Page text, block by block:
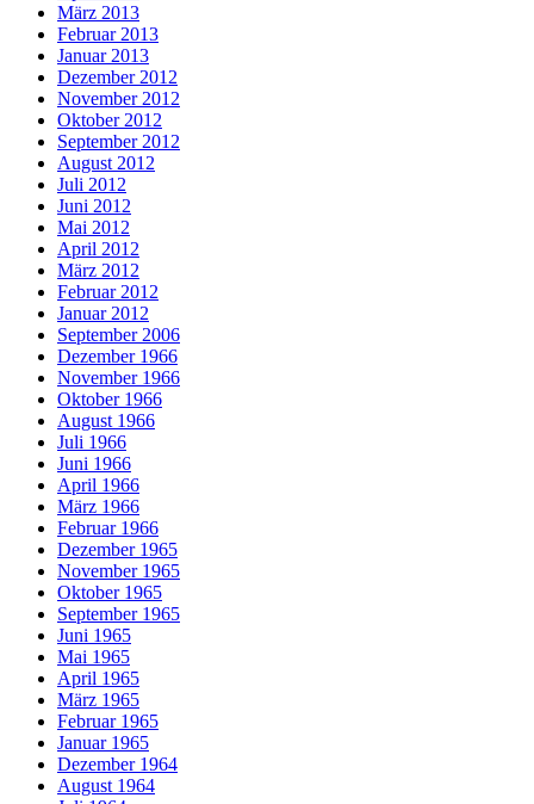
März 2013
Februar 2013
Januar 2013
Dezember 2012
November 2012
Oktober 2012
September 2012
August 2012
Juli 2012
Juni 2012
Mai 2012
April 2012
März 2012
Februar 2012
Januar 2012
September 2006
Dezember 1966
November 1966
Oktober 1966
August 1966
Juli 1966
Juni 1966
April 1966
März 1966
Februar 1966
Dezember 1965
November 1965
Oktober 1965
September 1965
Juni 1965
Mai 1965
April 1965
März 1965
Februar 1965
Januar 1965
Dezember 1964
August 1964